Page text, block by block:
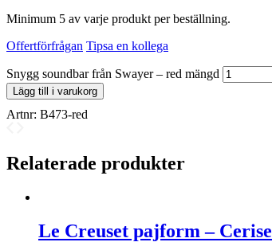
Minimum 5 av varje produkt per beställning.
Offertförfrågan Tipsa en kollega
Snygg soundbar från Swayer – red mängd
Lägg till i varukorg
Artnr: B473-red
Relaterade produkter
Le Creuset pajform – Cerise